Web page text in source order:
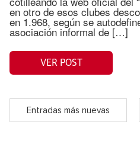
en otro de esos clubes
en 1.968, según se
asociación informal de […]
VER POST
Entradas más nuevas